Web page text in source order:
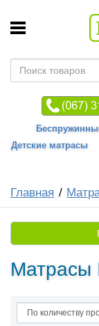
Детские матрасы
Главная
Матрасы